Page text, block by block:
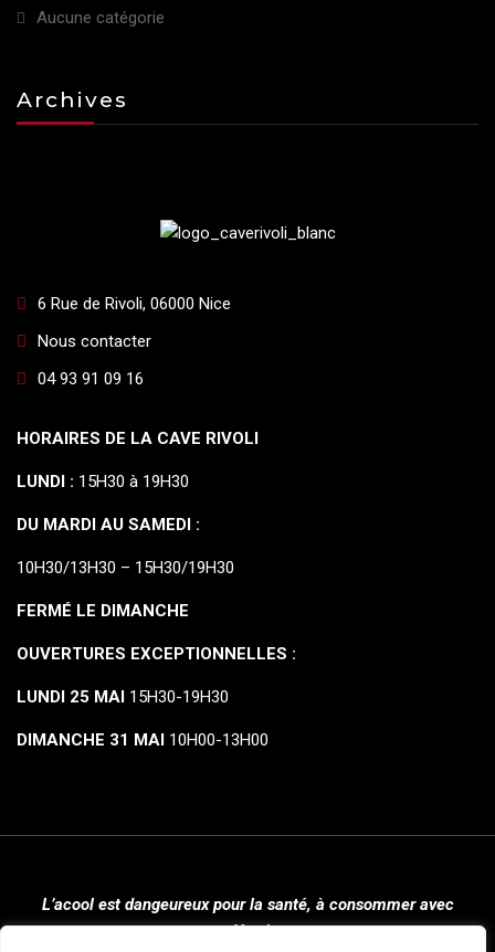
Aucune catégorie
Archives
6 Rue de Rivoli, 06000 Nice
Nous contacter
04 93 91 09 16
HORAIRES DE LA CAVE RIVOLI
LUNDI : 15H30 à 19H30
DU MARDI AU SAMEDI :
10H30/13H30 – 15H30/19H30
FERMÉ LE DIMANCHE
OUVERTURES EXCEPTIONNELLES :
LUNDI 25 MAI 15H30-19H30
DIMANCHE 31 MAI 10H00-13H00
L’acool est dangeureux pour la santé, à consommer avec
modération.